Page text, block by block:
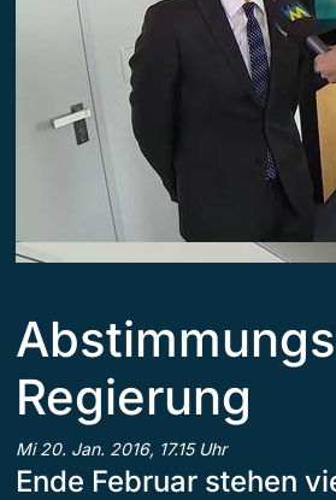
Regierung
Mi 20. Jan. 2016, 17.15 Uhr
Ende Februar stehen